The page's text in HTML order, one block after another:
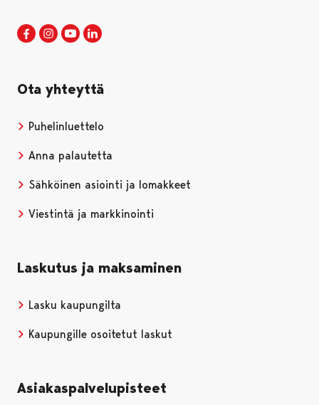
Porin kaupunki Facebookissa
Avautuu uudessa välilehdessä
Porin kaupunki Instagramissa
Avautuu uudessa välilehdessä
Porin kaupunki Youtubessa
Avautuu uudessa välilehdessä
Ota yhteyttä
Puhelinluettelo
Anna palautetta
Sähköinen asiointi ja lomakkeet
Viestintä ja markkinointi
Laskutus ja maksaminen
Lasku kaupungilta
Kaupungille osoitetut laskut
Asiakaspalvelupisteet